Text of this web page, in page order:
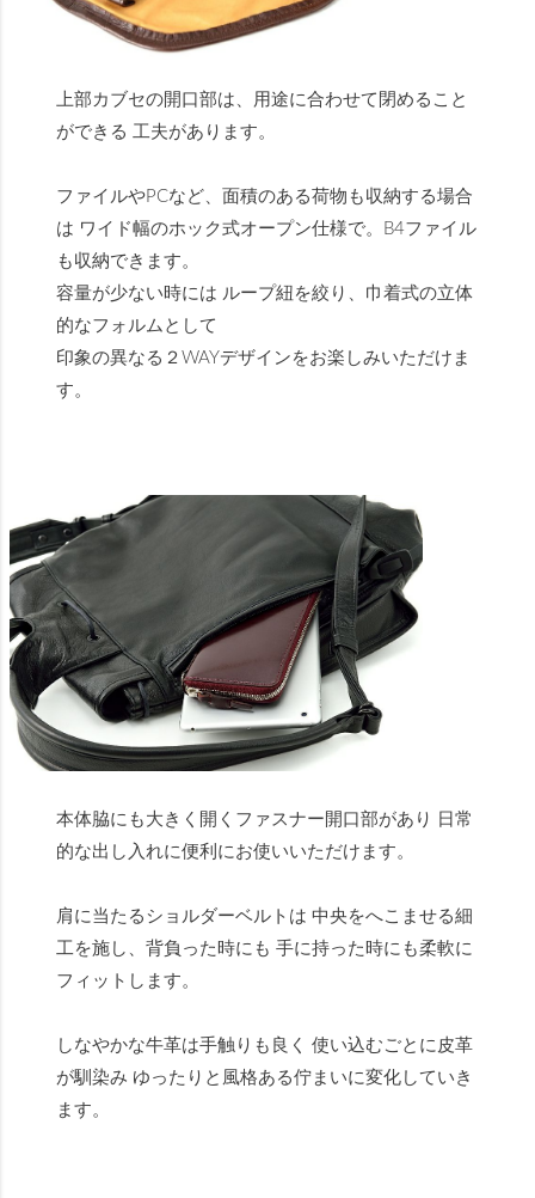
上部カブセの開口部は、用途に合わせて閉めること
ができる 工夫があります。
ファイルやPCなど、面積のある荷物も収納する場合
は ワイド幅のホック式オープン仕様で。B4ファイル
も収納できます。
容量が少ない時には ループ紐を絞り、巾着式の立体
的なフォルムとして
印象の異なる２WAYデザインをお楽しみいただけま
す。
本体脇にも大きく開くファスナー開口部があり 日常
的な出し入れに便利にお使いいただけます。
肩に当たるショルダーベルトは 中央をへこませる細
工を施し、背負った時にも 手に持った時にも柔軟に
フィットします。
しなやかな牛革は手触りも良く 使い込むごとに皮革
が馴染み ゆったりと風格ある佇まいに変化していき
ます。